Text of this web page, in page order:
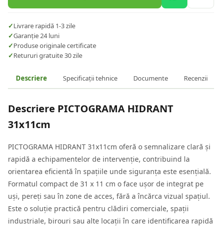
✓Livrare rapidă 1-3 zile
✓Garanție 24 luni
✓Produse originale certificate
✓Retururi gratuite 30 zile
Descriere Specificații tehnice Documente Recenzii
Descriere PICTOGRAMA HIDRANT
31x11cm
PICTOGRAMA HIDRANT 31x11cm oferă o semnalizare clară și
rapidă a echipamentelor de intervenție, contribuind la
orientarea eficientă în spațiile unde siguranța este esențială.
Formatul compact de 31 x 11 cm o face ușor de integrat pe
uși, pereți sau în zone de acces, fără a încărca vizual spațiul.
Este o soluție practică pentru clădiri comerciale, spații
industriale, birouri sau alte locații în care identificarea rapidă